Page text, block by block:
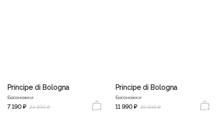
Principe di Bologna
Босоножки
7 190 ₽ 23 990 ₽
Principe di Bologna
Босоножки
11 990 ₽ 29 990 ₽